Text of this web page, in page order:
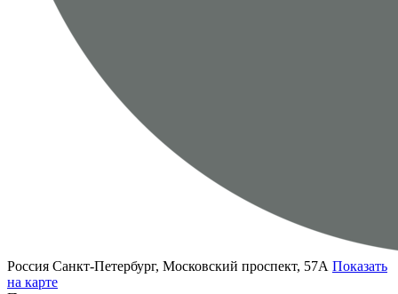
Россия Санкт-Петербург, Московский проспект, 57А Показать
на карте